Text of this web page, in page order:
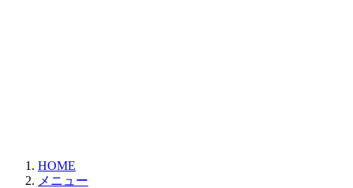
HOME
メニュー